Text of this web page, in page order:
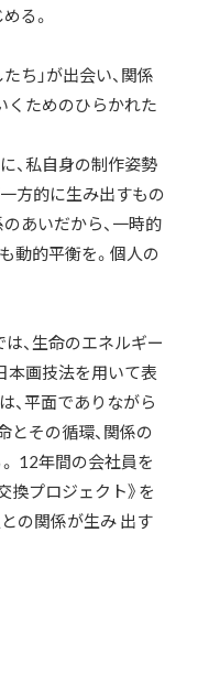
る。
ち」が出会い、関係
くためのひらかれた
、私自身の制作姿勢
方的に生み出すもの
あいだから、一時的
動的平衡を。個人の
、生命のエネルギー
本画技法を用いて表
、平面でありながら
とその循環、関係の
12年間の会社員を
換プロジェクト》を
の関係が生み 出す